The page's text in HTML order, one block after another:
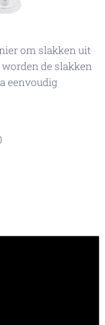
om slakken uit
de slakken
eenvoudig